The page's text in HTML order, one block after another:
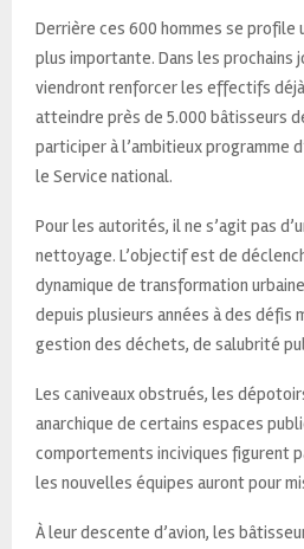
Derrière ces 600 hommes se profile
plus importante. Dans les prochains
viendront renforcer les effectifs
atteindre près de 5.000 bâtisseurs
participer à l’ambitieux programme
le Service national.
Pour les autorités, il ne s’agit pas
nettoyage. L’objectif est de
dynamique de transformation
depuis plusieurs années à des défis
gestion des déchets, de salubrité
Les caniveaux obstrués, les
anarchique de certains espaces
comportements inciviques figurent
les nouvelles équipes auront pour
À leur descente d’avion, les